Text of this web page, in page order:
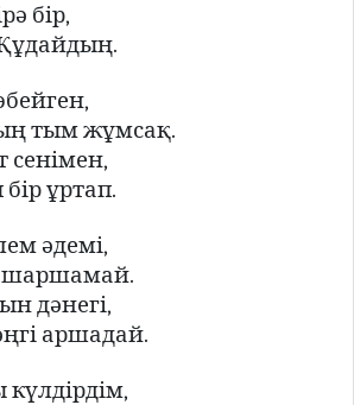
бір,
Құдайдың.
тым жұмсақ.
сенімен,
ұртап.
әдемі,
шаршамай.
дәнегі,
аршадай.